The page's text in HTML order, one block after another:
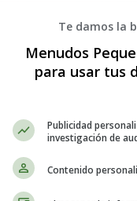
Te damos la
Menudos
para usar tus
Publicidad
investigación de
Contenido